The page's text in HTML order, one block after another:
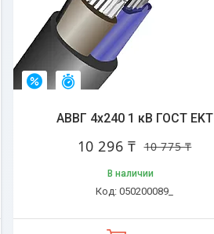
–4% Остался 31 день
АВВГ 4х240 1 кВ ГОСТ EKT
10 775 ₸
10 296 ₸
В наличии
050200089_